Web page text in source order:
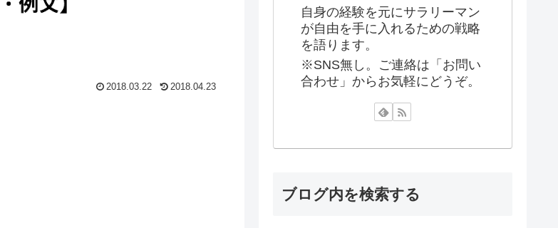
2018.03.22 2018.04.23
自身の経験を元にサラリーマン
が自由を手に入れるための戦略
を語ります。
※SNS無し。ご連絡は「お問い
合わせ」からお気軽にどうぞ。
ブログ内を検索する